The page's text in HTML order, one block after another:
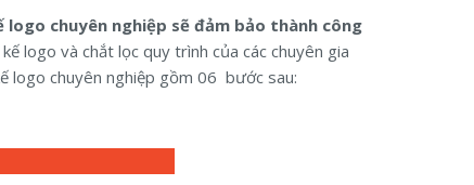
chuyên nghiệp sẽ đảm bảo thành công
logo và chắt lọc quy trình của các chuyên gia
logo chuyên nghiệp gồm 06 bước sau: